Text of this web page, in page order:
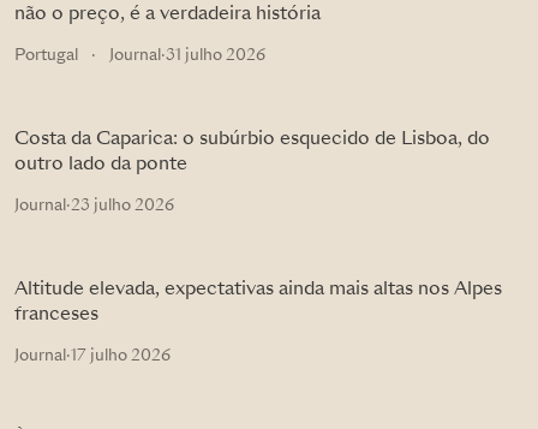
não o preço, é a verdadeira história
Portugal · Journal ·31 julho 2026
Costa da Caparica: o subúrbio esquecido de Lisboa, do
outro lado da ponte
Journal ·23 julho 2026
Altitude elevada, expectativas ainda mais altas nos Alpes
franceses
Journal ·17 julho 2026